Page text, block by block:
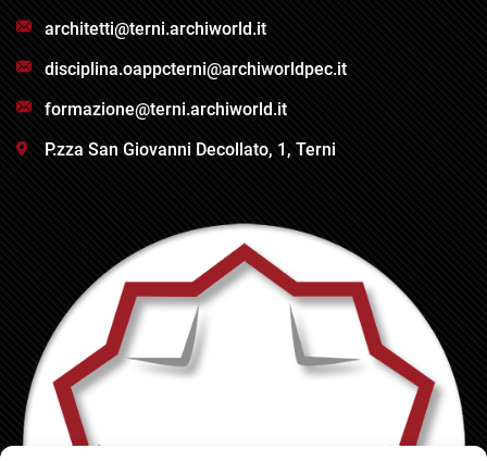
architetti@terni.archiworld.it
disciplina.oappcterni@archiworldpec.it
formazione@terni.archiworld.it
P.zza San Giovanni Decollato, 1, Terni